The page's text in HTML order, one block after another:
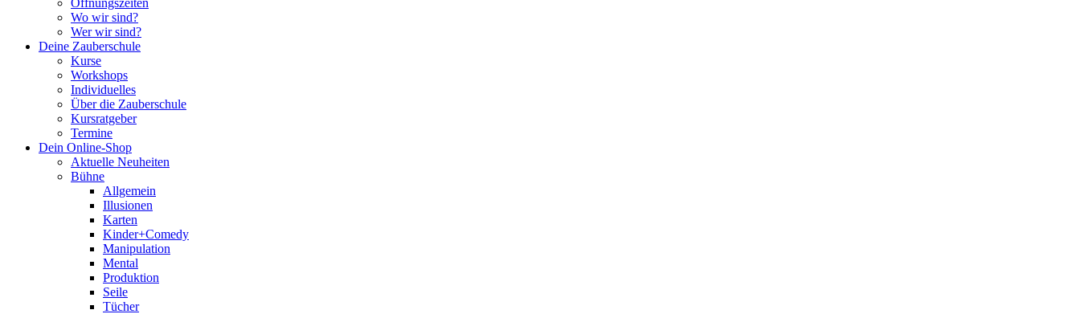
Öffnungszeiten
Wo wir sind?
Wer wir sind?
Deine Zauberschule
Kurse
Workshops
Individuelles
Über die Zauberschule
Kursratgeber
Termine
Dein Online-Shop
Aktuelle Neuheiten
Bühne
Allgemein
Illusionen
Karten
Kinder+Comedy
Manipulation
Mental
Produktion
Seile
Tücher